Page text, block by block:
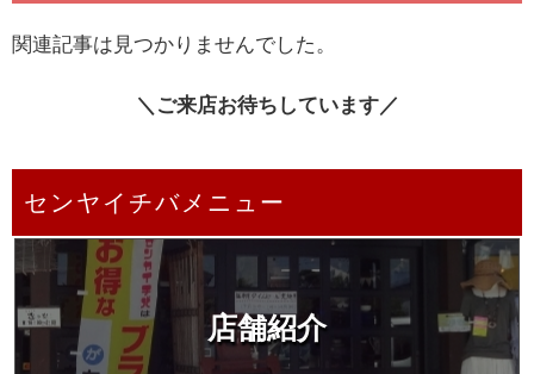
関連記事は見つかりませんでした。
＼ご来店お待ちしています／
センヤイチバメニュー
店舗紹介